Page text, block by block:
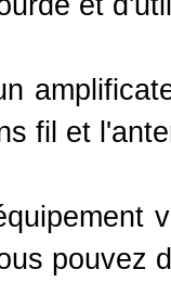
fil et
pouvez